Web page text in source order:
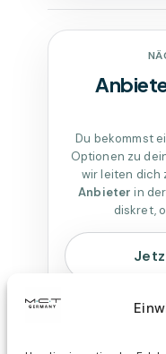
Du bekommst
Optionen zu
wir leiten dich
Anbieter in
diskret,